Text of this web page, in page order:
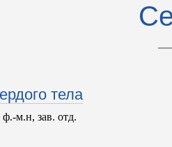
тела
ф.-м.н, зав. отд.